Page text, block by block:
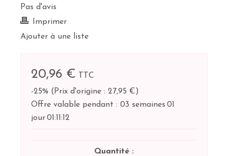
Pas d'avis
Imprimer
Ajouter à une liste
20,96 €
TTC
-25% ( Prix d'origine : 27,95 €)
Offre valable pendant : 03 semaines 01
jour01:11:12
Quantité :